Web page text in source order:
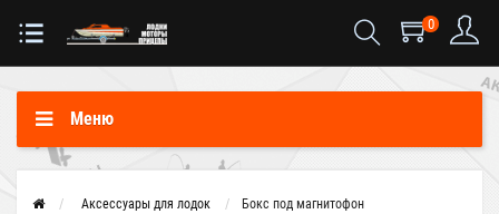
0
Меню
Аксессуары для лодок Бокс под магнитофон